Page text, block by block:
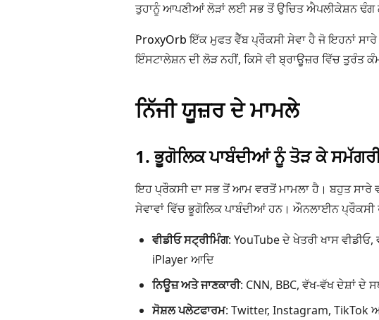
ਤੁਹਾਨੂੰ ਆਪਣੀਆਂ ਲੋੜਾਂ ਲਈ ਸਭ ਤੋਂ ਉਚਿਤ ਐਪਲੀਕੇਸ਼ਨ ਢੰਗ
ProxyOrbਇੱਕ ਮੁਫਤ ਵੈੱਬ ਪ੍ਰੌਕਸੀ ਸੇਵਾ ਹੈ ਜੋ ਇਹਨਾਂ
ਇੰਸਟਾਲੇਸ਼ਨ ਦੀ ਲੋੜ ਨਹੀਂ, ਕਿਸੇ ਵੀ ਬ੍ਰਾਊਜ਼ਰ ਵਿੱਚ ਤੁਰੰਤ
ਨਿੱਜੀ ਯੂਜ਼ਰ ਦੇ ਮਾਮਲੇ
1. ਭੂਗੋਲਿਕ ਪਾਬੰਦੀਆਂ ਨੂੰ ਤੋੜ ਕੇ
ਇਹ ਪ੍ਰੌਕਸੀ ਦਾ ਸਭ ਤੋਂ ਆਮ ਵਰਤੋਂ ਮਾਮਲਾ ਹੈ। ਬਹੁਤ
ਸੇਵਾਵਾਂ ਵਿੱਚ ਭੂਗੋਲਿਕ ਪਾਬੰਦੀਆਂ ਹਨ। ਔਨਲਾਈਨ
ਵੀਡੀਓ ਸਟ੍ਰੀਮਿੰਗ: YouTube ਦੇ ਖੇਤਰੀ ਖਾਸ
iPlayer ਆਦਿ
ਨਿਊਜ਼ ਅਤੇ ਜਾਣਕਾਰੀ: CNN, BBC, ਵੱਖ-ਵੱਖ ਦੇਸ਼ਾਂ ਦੇ
ਸੋਸ਼ਲ ਪਲੇਟਫਾਰਮ: Twitter, Instagram, TikTok